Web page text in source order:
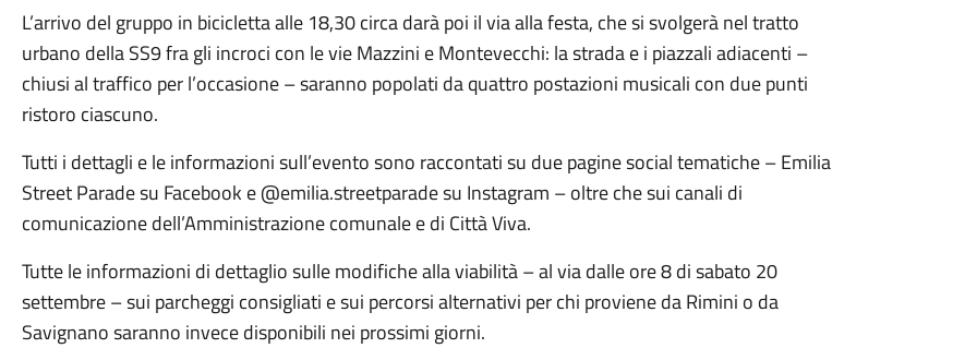
L’arrivo del gruppo in bicicletta alle 18,30 circa darà poi il via alla festa, che si svolgerà nel tratto
urbano della SS9 fra gli incroci con le vie Mazzini e Montevecchi: la strada e i piazzali adiacenti –
chiusi al traffico per l’occasione – saranno popolati da quattro postazioni musicali con due punti
ristoro ciascuno.
Tutti i dettagli e le informazioni sull’evento sono raccontati su due pagine social tematiche – Emilia
Street Parade su Facebook e @emilia.streetparade su Instagram – oltre che sui canali di
comunicazione dell’Amministrazione comunale e di Città Viva.
Tutte le informazioni di dettaglio sulle modifiche alla viabilità – al via dalle ore 8 di sabato 20
settembre – sui parcheggi consigliati e sui percorsi alternativi per chi proviene da Rimini o da
Savignano saranno invece disponibili nei prossimi giorni.